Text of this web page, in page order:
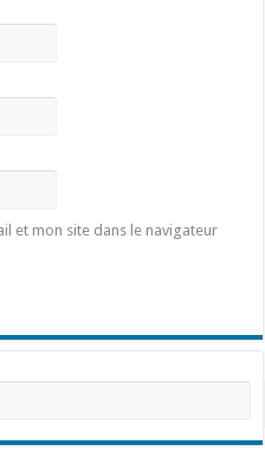
et mon site dans le navigateur